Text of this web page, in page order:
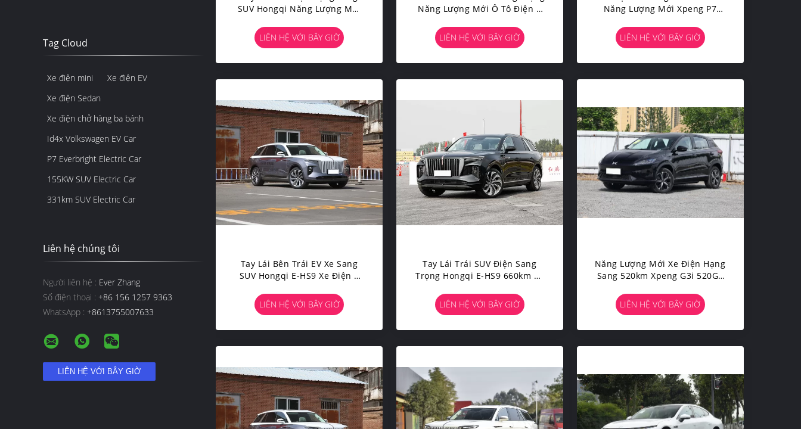
Tag Cloud
Xe điện mini
Xe điện EV
Xe điện Sedan
Xe điện chở hàng ba bánh
Id4x Volkswagen EV Car
P7 Everbright Electric Car
155KW SUV Electric Car
331km SUV Electric Car
Liên hệ chúng tôi
Người liên hệ : Ever Zhang
Số điện thoại : +86 156 1257 9363
WhatsApp : +8613755007633
SUV Hongqi Năng Lượng Mới
LIÊN HỆ VỚI BÂY GIỜ
Năng Lượng Mới Ô Tô Điện 5
LIÊN HỆ VỚI BÂY GIỜ
Năng Lượng Mới Xpeng P7
LIÊN HỆ VỚI BÂY GIỜ
Tay Lái Bên Trái EV Xe Sang
SUV Hongqi E-HS9 Xe Điện 5
LIÊN HỆ VỚI BÂY GIỜ
Tay Lái Trái SUV Điện Sang
Trọng Hongqi E-HS9 660km Xe
Mới
LIÊN HỆ VỚI BÂY GIỜ
Năng Lượng Mới Xe Điện Hạng
Sang 520km Xpeng G3i 520G+
LIÊN HỆ VỚI BÂY GIỜ